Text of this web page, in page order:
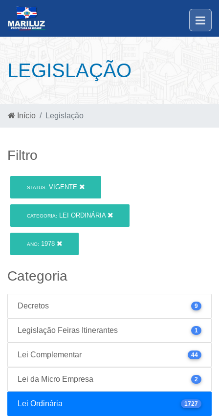
LEGISLAÇÃO
Início Legislação
Filtro
STATUS: VIGENTE
CATEGORIA: LEI ORDINÁRIA
ANO: 1978
Categoria
Decretos 9
Legislação Feiras Itinerantes 1
Lei Complementar 44
Lei da Micro Empresa 2
Lei Ordinária 1727